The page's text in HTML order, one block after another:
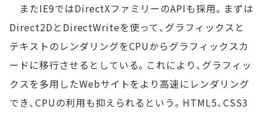
またIE9ではDirectXファミリーのAPIも採用。まずは
Direct2DとDirectWriteを使って、グラフィックスと
テキストのレンダリングをCPUからグラフィックスカ
ードに移行させるとしている。これにより、グラフィッ
クスを多用したWebサイトをより高速にレンダリング
でき、CPUの利用も抑えられるという。HTML5、CSS3